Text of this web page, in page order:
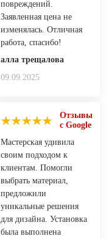
повреждений.
Заявленная цена не
изменялась. Отличная
работа, спасибо!
алла трещалова
09.09.2025
Отзывы
с Google
Мастерская удивила
своим подходом к
клиентам. Помогли
выбрать материал,
предложили
уникальные решения
для дизайна. Установка
была выполнена